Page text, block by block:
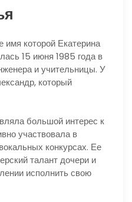
имя которой Екатерина
15 июня 1985 года в
и учительницы. У
который
большой интерес к
участвовала в
конкурсах. Ее
талант дочери и
исполнить свою